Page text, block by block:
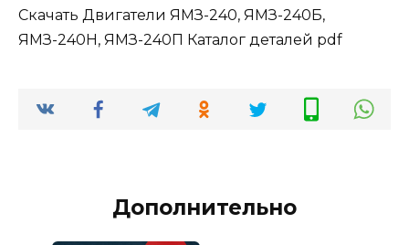
Скачать Двигатели ЯМЗ-240, ЯМЗ-240Б,
ЯМЗ-240Н, ЯМЗ-240П Каталог деталей pdf
Дополнительно